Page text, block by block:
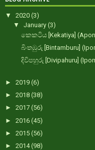
▼ 2020 (3)
▼ January (3)
කෙකටිය [Kekatiya]
බිංතඹුරු [Bintamburu]
දිවිපහුරු [Divipahuru]
► 2019 (6)
► 2018 (38)
► 2017 (56)
► 2016 (45)
► 2015 (56)
► 2014(98)